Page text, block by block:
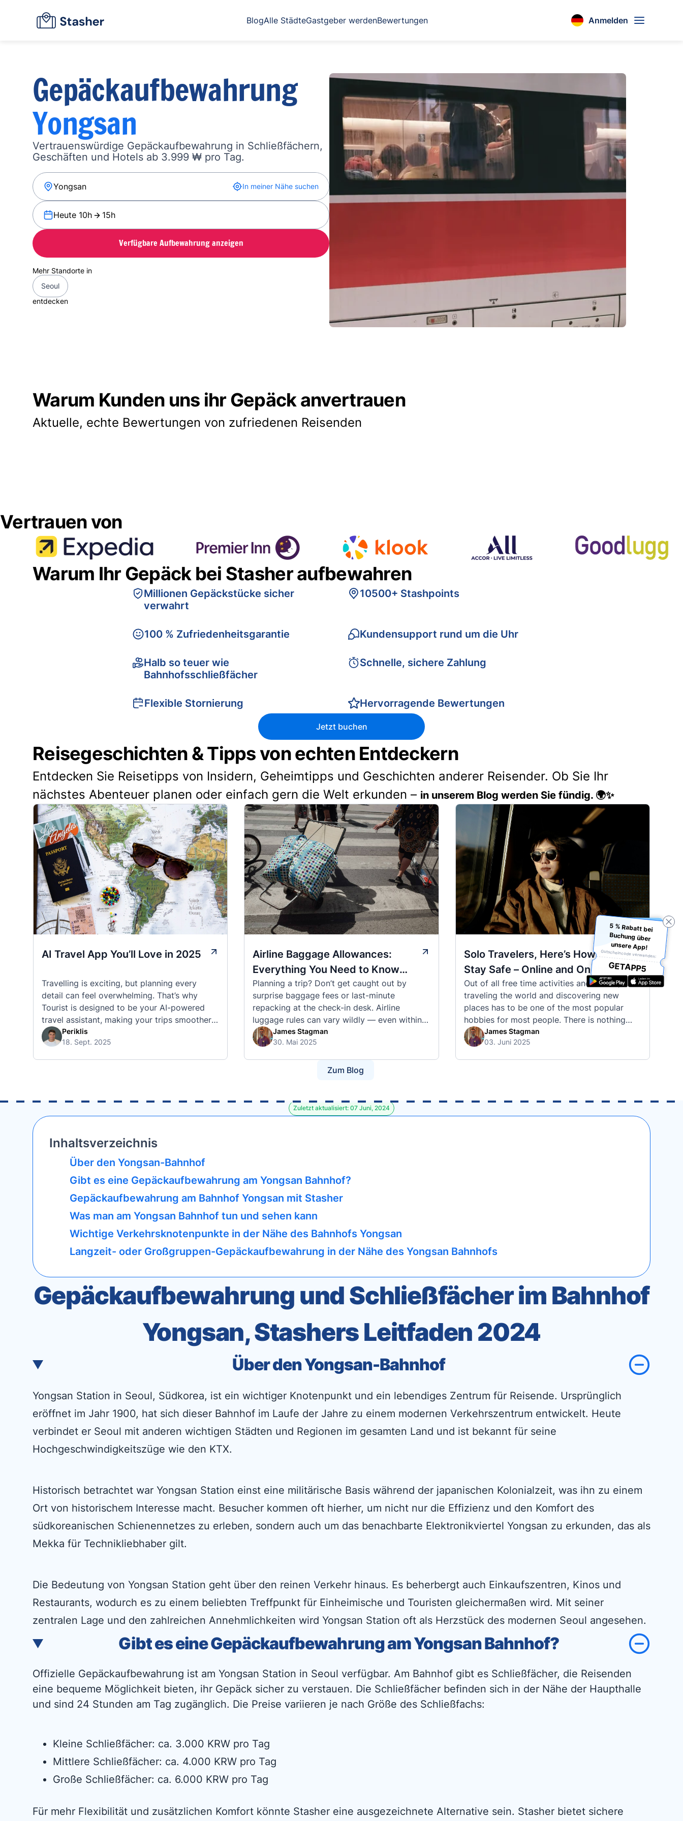
BlogAlle StädteGastgeber werdenBewertungen Anmelden
Gepäckaufbewahrung
Yongsan
Vertrauenswürdige Gepäckaufbewahrung in Schließfächern,
Geschäften und Hotels ab 3.999 ₩ pro Tag.
In meiner Nähe suchen
Heute 10h 15h
Verfügbare Aufbewahrung anzeigen
Mehr Standorte in
Seoul
entdecken
Warum Kunden uns ihr Gepäck anvertrauen
Aktuelle, echte Bewertungen von zufriedenen Reisenden
Vertrauen von
Warum Ihr Gepäck bei Stasher aufbewahren
Millionen Gepäckstücke sicher
verwahrt
100 % Zufriedenheitsgarantie
Halb so teuer wie
Bahnhofsschließfächer
Flexible Stornierung
10500+ Stashpoints
Kundensupport rund um die Uhr
Schnelle, sichere Zahlung
Hervorragende Bewertungen
Jetzt buchen
Reisegeschichten & Tipps von echten Entdeckern
Entdecken Sie Reisetipps von Insidern, Geheimtipps und Geschichten anderer Reisender. Ob Sie Ihr
nächstes Abenteuer planen oder einfach gern die Welt erkunden – in unserem Blog werden Sie fündig. 🌍✨
AI Travel App You’ll Love in 2025
Travelling is exciting, but planning every
detail can feel overwhelming. That’s why
Tourist is designed to be your AI-powered
travel assistant, making your trips smoother,
smarter, and stress-free. 🧭 What Makes the
Tourist App Unique? Unlike standard travel
Periklis
18. Sept. 2025
Airline Baggage Allowances:
Everything You Need to Know
Before You Fly
Planning a trip? Don’t get caught out by
surprise baggage fees or last-minute
repacking at the check-in desk. Airline
luggage rules can vary wildly — even within
the same country or alliance. That’s why
we’ve created a detailed set of guides to help
policies of over 30 international …
James Stagman
30. Mai 2025
Solo Travelers, Here’s How to
Stay Safe – Online and On the
Road
Out of all free time activities and leisure,
traveling the world and discovering new
places has to be one of the most popular
hobbies for most people. There is nothing
quite like visiting a brand new city, country,
or region and experiencing the culture, the
James Stagman
03. Juni 2025
Zum Blog
Zuletzt aktualisiert: 07 Juni, 2024
Inhaltsverzeichnis
Über den Yongsan-Bahnhof
Gibt es eine Gepäckaufbewahrung am Yongsan Bahnhof?
Gepäckaufbewahrung am Bahnhof Yongsan mit Stasher
Was man am Yongsan Bahnhof tun und sehen kann
Wichtige Verkehrsknotenpunkte in der Nähe des Bahnhofs Yongsan
Langzeit- oder Großgruppen-Gepäckaufbewahrung in der Nähe des Yongsan Bahnhofs
Gepäckaufbewahrung und Schließfächer im Bahnhof
Yongsan, Stashers Leitfaden 2024
Über den Yongsan-Bahnhof
Yongsan Station in Seoul, Südkorea, ist ein wichtiger Knotenpunkt und ein lebendiges Zentrum für Reisende. Ursprünglich
eröffnet im Jahr 1900, hat sich dieser Bahnhof im Laufe der Jahre zu einem modernen Verkehrszentrum entwickelt. Heute
verbindet er Seoul mit anderen wichtigen Städten und Regionen im gesamten Land und ist bekannt für seine
Hochgeschwindigkeitszüge wie den KTX.
Historisch betrachtet war Yongsan Station einst eine militärische Basis während der japanischen Kolonialzeit, was ihn zu einem
Ort von historischem Interesse macht. Besucher kommen oft hierher, um nicht nur die Effizienz und den Komfort des
südkoreanischen Schienennetzes zu erleben, sondern auch um das benachbarte Elektronikviertel Yongsan zu erkunden, das als
Mekka für Technikliebhaber gilt.
Die Bedeutung von Yongsan Station geht über den reinen Verkehr hinaus. Es beherbergt auch Einkaufszentren, Kinos und
Restaurants, wodurch es zu einem beliebten Treffpunkt für Einheimische und Touristen gleichermaßen wird. Mit seiner
zentralen Lage und den zahlreichen Annehmlichkeiten wird Yongsan Station oft als Herzstück des modernen Seoul angesehen.
Gibt es eine Gepäckaufbewahrung am Yongsan Bahnhof?
Offizielle Gepäckaufbewahrung ist am Yongsan Station in Seoul verfügbar. Am Bahnhof gibt es Schließfächer, die Reisenden
eine bequeme Möglichkeit bieten, ihr Gepäck sicher zu verstauen. Die Schließfächer befinden sich in der Nähe der Haupthalle
und sind 24 Stunden am Tag zugänglich. Die Preise variieren je nach Größe des Schließfachs:
Kleine Schließfächer: ca. 3.000 KRW pro Tag
Mittlere Schließfächer: ca. 4.000 KRW pro Tag
Große Schließfächer: ca. 6.000 KRW pro Tag
Für mehr Flexibilität und zusätzlichen Komfort könnte Stasher eine ausgezeichnete Alternative sein. Stasher bietet sichere
5 % Rabatt bei
Buchung über
unsere App!
Gutscheincode verwenden:
GETAPP5